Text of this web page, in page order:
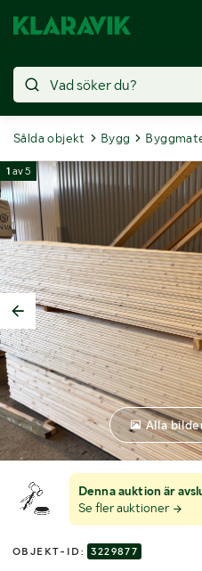
Sålda objekt Bygg
Denna auktion är
Se fler auktioner
OBJEKT-ID: 3229877
1 av5
Alla